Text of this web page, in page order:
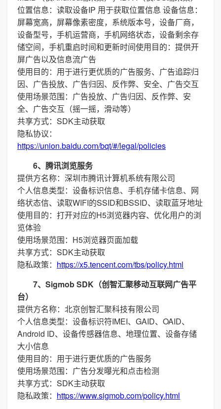
位置信息：读取设备IP 用于获取位置信息 设备信息：
屏幕宽高，屏幕像素密度，系统版本号，设备厂商，
设备型号，手机运营商，手机网络状态，设备剩余存
储空间，手机重启时间和更新时间使用目的：提供开
屏广告以及信息流广告
使用目的：用于进行更优质的广告服务、广告追踪归
因、广告投放、广告归因、反作弊、安全、广告交互
使用场景范围：广告投放、广告归因、反作弊、安
全、广告交互（摇一摇，滑动等）
共享方式：SDK主动获取
隐私协议：
https://union.baidu.com/bqt/#/legal/policies
6、腾讯浏览服务
提供方名称：深圳市腾讯计算机系统有限公司
个人信息类型：设备标识信息、手机存储卡信息、网
络状态信、读取WIFI的SSID和BSSID、读取蓝牙地址
使用目的：打开对应的H5浏览器内容、优化用户的浏
览体验
使用场景范围：H5浏览器页面加载
共享方式：SDK主动获取
隐私政策： https://x5.tencent.com/tbs/policy.html
7、Sigmob SDK（创智汇聚移动互联网广告平
台）
提供方名称：北京创智汇聚科技有限公司
个人信息类型：设备标识符IMEI、GAID、OAID、
Android ID、设备传感器信息、地理位置、设备存储
大小信息
使用目的：用于进行更优质的广告服务
使用场景范围：广告分发曝光和点击检测
共享方式：SDK主动获取
隐私政策： https://www.sigmob.com/policy.html